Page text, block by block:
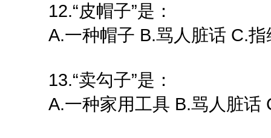
12.“皮帽子”是：
A.一种帽子 B.骂人脏话 C.
13.“卖勾子”是：
A.一种家用工具 B.骂人脏话